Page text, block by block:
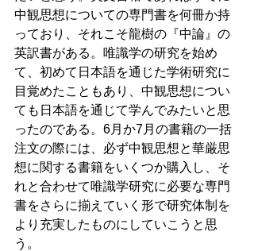
中観思想についての専門書を何冊か持
っており、それこそ龍樹の『中論』の
英訳書がある。唯識学の研究を始め
て、初めて日本語を通じた学術研究に
目覚めたこともあり、中観思想につい
ても日本語を通じて学んでみたいと思
ったのである。6月か7月の書籍の一括
注文の際には、必ず中観思想と華厳思
想に関する書籍をいくつか購入し、そ
れと合わせて唯識学研究に必要な専門
書をさらに揃えていく形で研究体制を
より充実したものにしていこうと思
う。